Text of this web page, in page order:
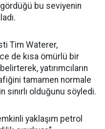
bu seviyenin
Tim Waterer,
de kısa ömürlü bir
yatırımcıların
tamamen normale
olduğunu söyledi.
yaklaşım petrol